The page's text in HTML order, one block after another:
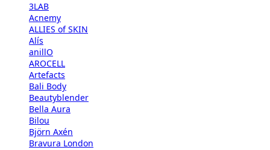
3LAB
Acnemy
ALLIES of SKIN
Alís
anillO
AROCELL
Artefacts
Bali Body
Beautyblender
Bella Aura
Bilou
Björn Axén
Bravura London